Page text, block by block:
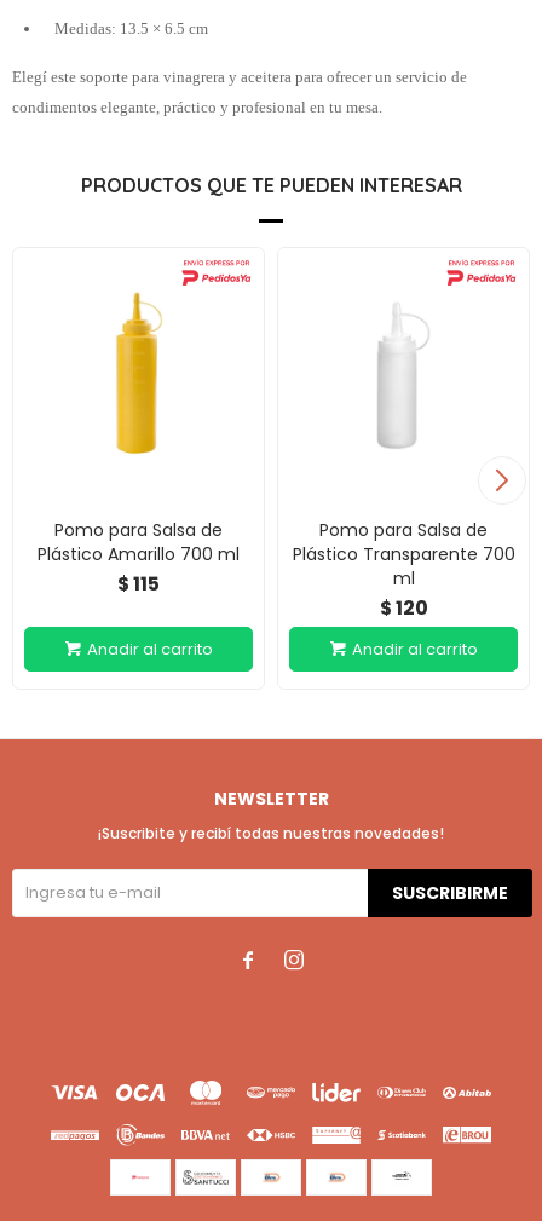
Medidas: 13.5 × 6.5 cm
Elegí este soporte para vinagrera y aceitera para ofrecer un servicio de
condimentos elegante, práctico y profesional en tu mesa.
PRODUCTOS QUE TE PUEDEN INTERESAR
Pomo para Salsa de
Plástico Amarillo 700 ml
$115
Pomo para Salsa de
Plástico Transparente 700
ml
$120
NEWSLETTER
¡Suscribite y recibí todas nuestras novedades!
SUSCRIBIRME
 